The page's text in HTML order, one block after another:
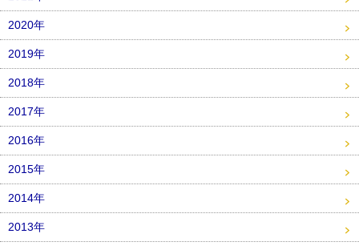
2020年
2019年
2018年
2017年
2016年
2015年
2014年
2013年